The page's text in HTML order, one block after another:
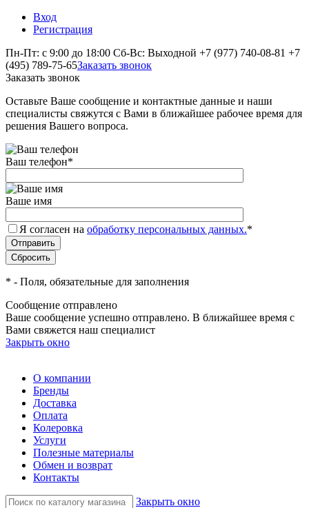
Вход
Регистрация
Пн-Пт: с 9:00 до 18:00 Сб-Вс: Выходной +7 (977) 740-08-81 +7
(495) 789-75-65Заказать звонок
Заказать звонок
Оставьте Ваше сообщение и контактные данные и наши
специалисты свяжутся с Вами в ближайшее рабочее время для
решения Вашего вопроса.
Ваш телефон*
Ваше имя
Я согласен на обработку персональных данных.*
* - Поля, обязательные для заполнения
Сообщение отправлено
Ваше сообщение успешно отправлено. В ближайшее время с
Вами свяжется наш специалист
Закрыть окно
О компании
Бренды
Доставка
Оплата
Колеровка
Услуги
Полезные материалы
Обмен и возврат
Контакты
Закрыть окно